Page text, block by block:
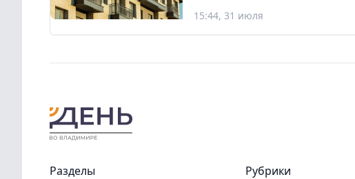
15:44, 31 июля
Разделы Рубрики